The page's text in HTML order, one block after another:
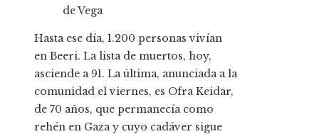
de Vega
Hasta ese día, 1.200 personas vivían
en Beeri. La lista de muertos, hoy,
asciende a 91. La última, anunciada a la
comunidad el viernes, es Ofra Keidar,
de 70 años, que permanecía como
rehén en Gaza y cuyo cadáver sigue